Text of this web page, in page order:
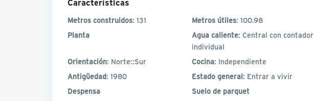
Metros construidos: 131 Metros útiles: 100.98
Planta
Agua caliente: Central con contador
individual
Orientación: Norte::Sur Cocina: Independiente
Antigüedad: 1980 Estado general: Entrar a vivir
Despensa
Suelo de parquet